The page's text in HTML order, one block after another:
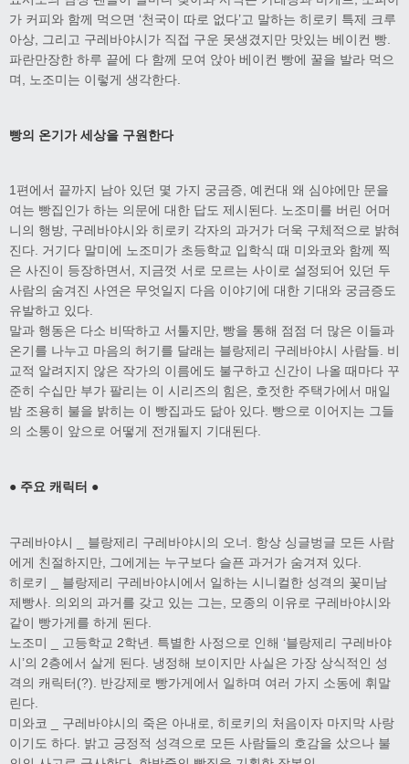
가 커피와 함께 먹으면 ‘천국이 따로 없다’고 말하는 히로키 특제 크루
아상, 그리고 구레바야시가 직접 구운 못생겼지만 맛있는 베이컨 빵.
파란만장한 하루 끝에 다 함께 모여 앉아 베이컨 빵에 꿀을 발라 먹으
며, 노조미는 이렇게 생각한다.
빵의 온기가 세상을 구원한다
1편에서 끝까지 남아 있던 몇 가지 궁금증, 예컨대 왜 심야에만 문을
여는 빵집인가 하는 의문에 대한 답도 제시된다. 노조미를 버린 어머
니의 행방, 구레바야시와 히로키 각자의 과거가 더욱 구체적으로 밝혀
진다. 거기다 말미에 노조미가 초등학교 입학식 때 미와코와 함께 찍
은 사진이 등장하면서, 지금껏 서로 모르는 사이로 설정되어 있던 두
사람의 숨겨진 사연은 무엇일지 다음 이야기에 대한 기대와 궁금증도
유발하고 있다.
말과 행동은 다소 비딱하고 서툴지만, 빵을 통해 점점 더 많은 이들과
온기를 나누고 마음의 허기를 달래는 블랑제리 구레바야시 사람들. 비
교적 알려지지 않은 작가의 이름에도 불구하고 신간이 나올 때마다 꾸
준히 수십만 부가 팔리는 이 시리즈의 힘은, 호젓한 주택가에서 매일
밤 조용히 불을 밝히는 이 빵집과도 닮아 있다. 빵으로 이어지는 그들
의 소통이 앞으로 어떻게 전개될지 기대된다.
● 주요 캐릭터 ●
구레바야시 _ 블랑제리 구레바야시의 오너. 항상 싱글벙글 모든 사람
에게 친절하지만, 그에게는 누구보다 슬픈 과거가 숨겨져 있다.
히로키 _ 블랑제리 구레바야시에서 일하는 시니컬한 성격의 꽃미남
제빵사. 의외의 과거를 갖고 있는 그는, 모종의 이유로 구레바야시와
같이 빵가게를 하게 된다.
노조미 _ 고등학교 2학년. 특별한 사정으로 인해 ‘블랑제리 구레바야
시’의 2층에서 살게 된다. 냉정해 보이지만 사실은 가장 상식적인 성
격의 캐릭터(?). 반강제로 빵가게에서 일하며 여러 가지 소동에 휘말
린다.
미와코 _ 구레바야시의 죽은 아내로, 히로키의 처음이자 마지막 사랑
이기도 하다. 밝고 긍정적 성격으로 모든 사람들의 호감을 샀으나 불